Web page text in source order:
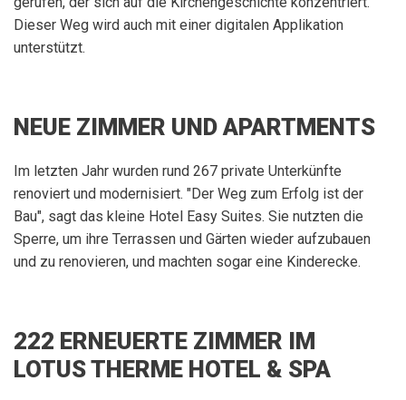
Dieser Weg wird auch mit einer digitalen Applikation
unterstützt.
NEUE ZIMMER UND APARTMENTS
Im letzten Jahr wurden rund 267 private Unterkünfte
renoviert und modernisiert. "Der Weg zum Erfolg ist der
Bau", sagt das kleine Hotel Easy Suites. Sie nutzten die
Sperre, um ihre Terrassen und Gärten wieder aufzubauen
und zu renovieren, und machten sogar eine Kinderecke.
222 ERNEUERTE ZIMMER IM
LOTUS THERME HOTEL & SPA